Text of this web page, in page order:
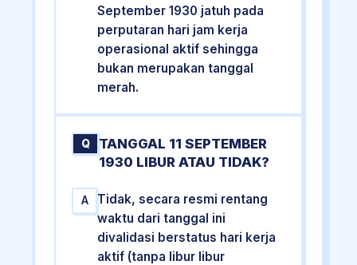
September 1930 jatuh pada
perputaran hari jam kerja
operasional aktif sehingga
bukan merupakan tanggal
merah.
Q
TANGGAL 11 SEPTEMBER
1930 LIBUR ATAU TIDAK?
A
Tidak, secara resmi rentang
waktu dari tanggal ini
divalidasi berstatus hari kerja
aktif (tanpa libur libur